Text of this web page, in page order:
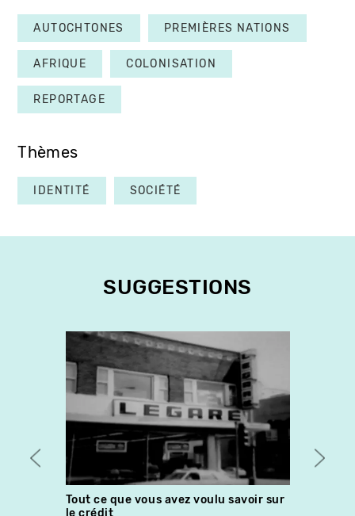
AUTOCHTONES PREMIÈRES NATIONS
AFRIQUE COLONISATION
REPORTAGE
Thèmes
IDENTITÉ SOCIÉTÉ
SUGGESTIONS
Tout ce que vous avez voulu savoir sur